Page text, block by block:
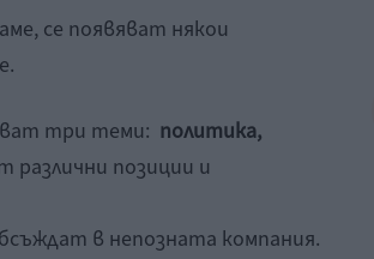
се появяват някои
три теми: политика,
позиции и
в непозната компания.